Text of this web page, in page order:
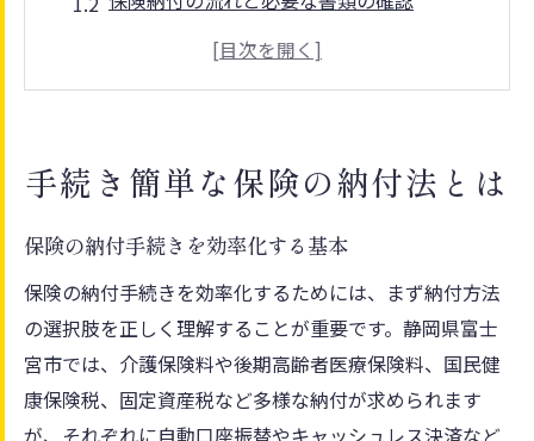
介護保険料や納付期限のポイント整理
納め忘れを防ぐ口座利用のコツ
保険納付で口座振替を選ぶメリット
口座利用で納め忘れを防ぐ実践ポイント
固定資産税や保険料の自動引き落とし活用
法
介護保険料の口座振替手続きの流れを解説
保険と口座管理で納付ミスを防ぐ方法
手続き簡単な保険の納付法とは
保険の納付手続きを効率化する基本
保険の納付手続きを効率化するためには、まず納付方法
の選択肢を正しく理解することが重要です。静岡県富士
宮市では、介護保険料や後期高齢者医療保険料、国民健
康保険税、固定資産税など多様な納付が求められます
が、それぞれに自動口座振替やキャッシュレス決済など